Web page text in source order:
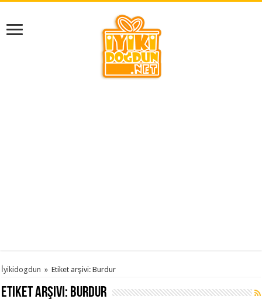
İyikidogdun » Etiket arşivi: Burdur
Etiket arşivi: Burdur